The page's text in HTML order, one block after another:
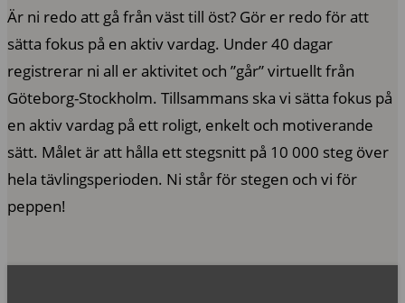
Är ni redo att gå från väst till öst? Gör er redo för att
sätta fokus på en aktiv vardag. Under 40 dagar
registrerar ni all er aktivitet och ”går” virtuellt från
Göteborg-Stockholm. Tillsammans ska vi sätta fokus på
en aktiv vardag på ett roligt, enkelt och motiverande
sätt. Målet är att hålla ett stegsnitt på 10 000 steg över
hela tävlingsperioden. Ni står för stegen och vi för
peppen!